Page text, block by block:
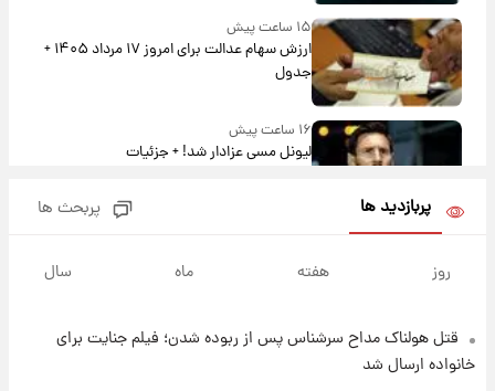
۱۵ ساعت پیش
ارزش سهام عدالت برای امروز ۱۷ مرداد ۱۴۰۵ +
جدول
۱۶ ساعت پیش
لیونل مسی عزادار شد! + جزئیات
جهانی در آمریکا + فیلم
۱۹ ساعت پیش
پربازدید ها پربحث ها
روز هفته ماه سال
قتل هولناک مداح سرشناس پس از ربوده شدن؛ فیلم جنایت برای
خانواده ارسال شد